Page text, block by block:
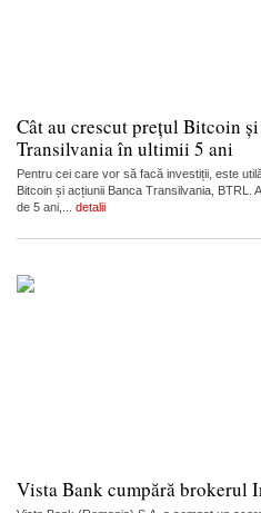
Cât au crescut prețul Bitcoin
Transilvania în ultimii 5 ani
Pentru cei care vor să facă investiții, este
Bitcoin și acțiunii Banca Transilvania, BTRL.
de 5 ani,... detalii
Vista Bank cumpără brokerul